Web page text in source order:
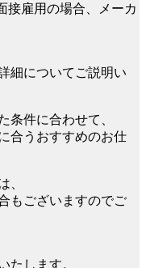
接雇用の場合、メーカ
細についてご説明い
条件に合わせて、
合うおすすめのお仕
、
もございますのでご
たします。